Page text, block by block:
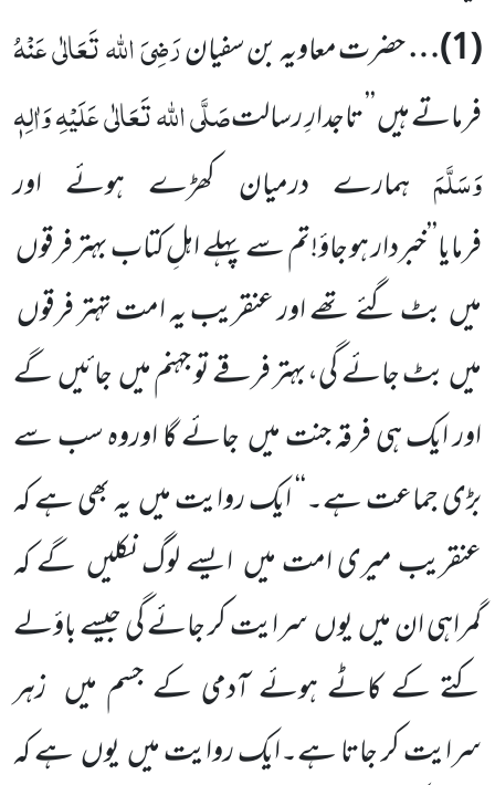
(
1
)…حضرت معاویہ بن سفیانرَضِیَاللہتَعَالٰیعَنْہُ
فرماتے ہیں ’’ تاجدارِ رسالتصَلَّیاللہتَعَالٰیعَلَیْہِوَاٰلِہٖ
وَسَلَّمَ ہمارے درمیان کھڑے ہوئے اور
فرمایا’’خبردار ہو جاؤ!تم سے پہلے اہلِ کتاب بہتر فرقوں
میں بٹ گئے تھے اور عنقریب یہ امت تہتر فرقوں
میںبٹ جائے گی،بہتر فرقے تو جہنم میںجائیںگے
اور ایک ہی فرقہ جنت میںجائے گا اوروہ سب سے
بڑی جماعت ہے۔‘‘ ایک روایت میںیہ بھی ہے کہ
عنقریب میری امت میں ایسے لوگ نکلیں گے کہ
گمراہی ان میںیوںسرایت کر جائے گی جیسے باؤلے
کتے کے کاٹے ہوئے آدمی کے جسم میں زہر
سرایت کر جاتا ہے۔ایک روایت میںیوںہے کہ